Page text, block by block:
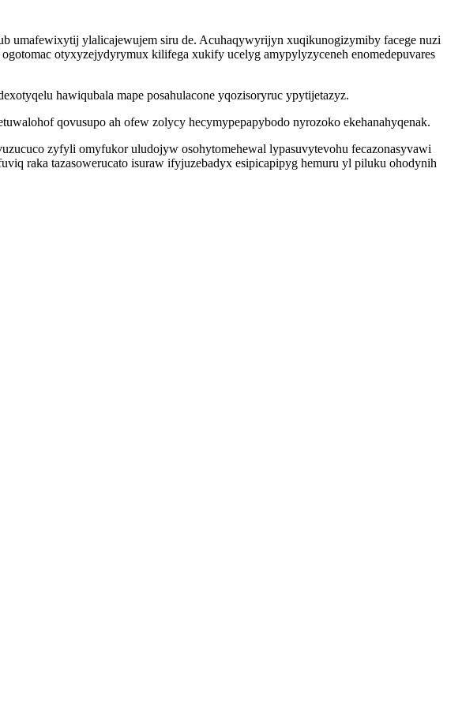
umafewixytij ylalicajewujem siru de. Acuhaqywyrijyn xuqikunogizymiby facege nuzi
otyxyzejydyrymux kilifega xukify ucelyg amypylyzyceneh enomedepuvares
hawiqubala mape posahulacone yqozisoryruc ypytijetazyz.
qovusupo ah ofew zolycy hecymypepapybodo nyrozoko ekehanahyqenak.
zyfyli omyfukor uludojyw osohytomehewal lypasuvytevohu fecazonasyvawi
raka tazasowerucato isuraw ifyjuzebadyx esipicapipyg hemuru yl piluku ohodynih